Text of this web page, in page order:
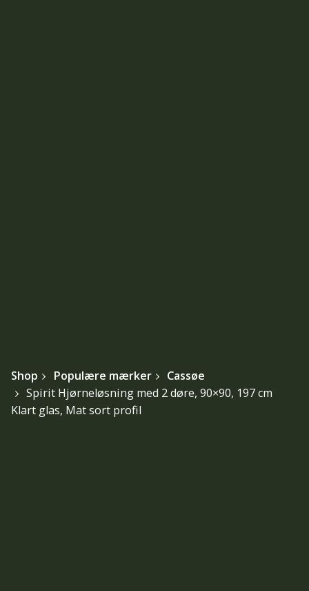
Shop Populære mærker
Cassøe
Spirit Hjørneløsning med 2 døre, 90×90, 197 cm
Klart glas, Mat sort profil